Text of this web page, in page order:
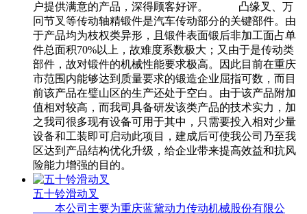
户提供满意的产品，深得顾客好评。 凸缘叉、万
冋节叉等传动轴精锻件是汽车传动部分的关键部件。由
于产品均为枝权类异形，且锻件表面锻后非加工面占单
件总面积70%以上，故难度系数极大；又由于是传动类
部件，故对锻件的机械性能要求极高。因此目前在重庆
市范围内能够达到质量要求的锻造企业屈指可数，而目
前该产品在璧山区的生产还处于空白。由于该产品附加
值相对较高，而我司具备研发该类产品的技术实力，加
之我司很多现有设备可用于其中，只需要投入相对少量
设备和工装即可启动此项目，建成后可使我公司乃至我
区达到产品结构优化升级，给企业带来提高效益和抗风
险能力增强的目的。
五十铃滑动叉
本公司主要为重庆蓝黛动力传动机械股份有限公